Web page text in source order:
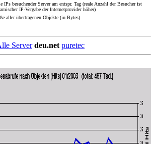
IPs besuchender Server am entspr. Tag (reale Anzahl der Besucher ist
IP-Vergabe der Internetprovider höher)
aller übertragenen Objekte (in Bytes)
Server deu.net puretec